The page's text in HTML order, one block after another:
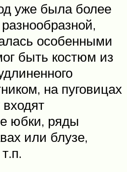
уже была более
особенными
быть костюм из
на пуговицах
юбки, ряды
или блузе,